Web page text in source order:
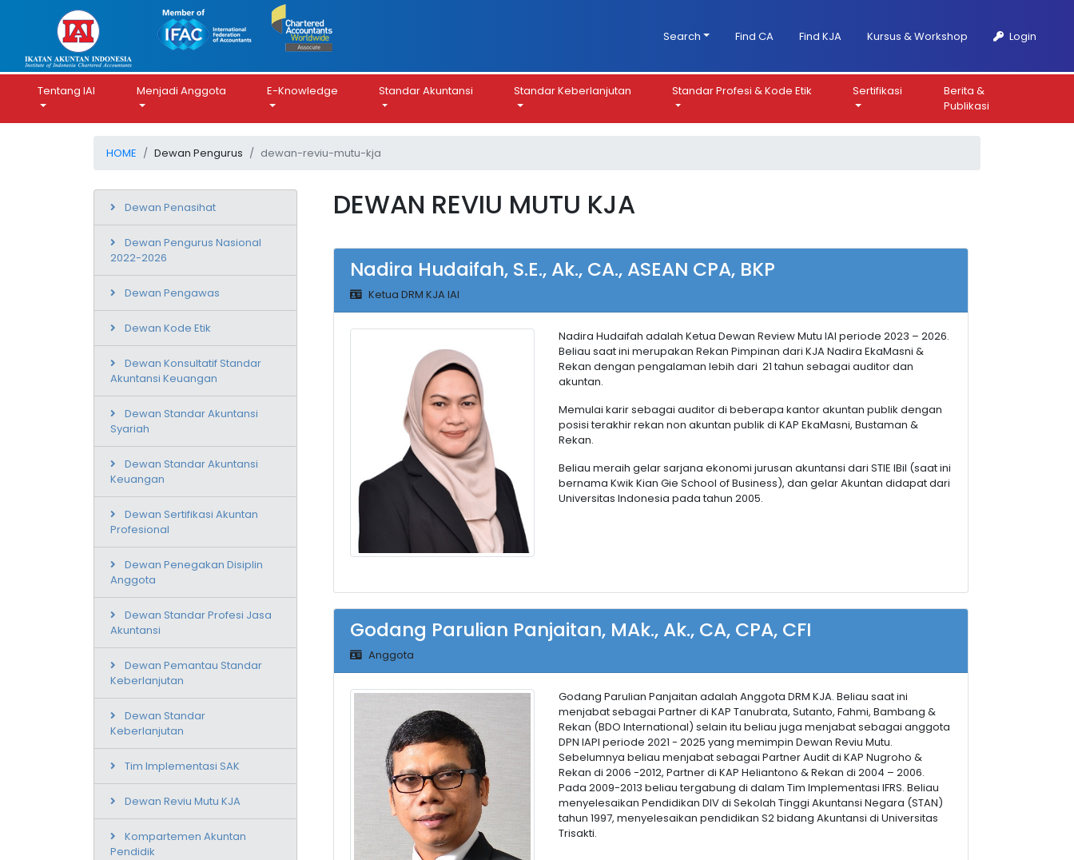
Search Find CA Find KJA Kursus & Workshop Login
Tentang IAI Menjadi Anggota E-Knowledge Standar Akuntansi Standar Keberlanjutan Standar Profesi & Kode Etik Sertifikasi
Berita &
Publikasi
HOME Dewan Pengurus dewan-reviu-mutu-kja
Dewan Penasihat
Dewan Pengurus Nasional
2022-2026
Dewan Pengawas
Dewan Kode Etik
Dewan Konsultatif Standar
Akuntansi Keuangan
Dewan Standar Akuntansi
Syariah
Dewan Standar Akuntansi
Keuangan
Dewan Sertifikasi Akuntan
Profesional
Dewan Penegakan Disiplin
Anggota
Dewan Standar Profesi Jasa
Akuntansi
Dewan Pemantau Standar
Keberlanjutan
Dewan Standar
Keberlanjutan
Tim Implementasi SAK
Dewan Reviu Mutu KJA
Kompartemen Akuntan
Pendidik
DEWAN REVIU MUTU KJA
Nadira Hudaifah, S.E., Ak., CA., ASEAN CPA, BKP
Ketua DRM KJA IAI
Nadira Hudaifah adalah Ketua Dewan Review Mutu IAI periode 2023 – 2026.
Beliau saat ini merupakan Rekan Pimpinan dari KJA Nadira EkaMasni &
Rekan dengan pengalaman lebih dari 21 tahun sebagai auditor dan
akuntan.
Memulai karir sebagai auditor di beberapa kantor akuntan publik dengan
posisi terakhir rekan non akuntan publik di KAP EkaMasni, Bustaman &
Rekan.
Beliau meraih gelar sarjana ekonomi jurusan akuntansi dari STIE IBiI (saat ini
bernama Kwik Kian Gie School of Business), dan gelar Akuntan didapat dari
Universitas Indonesia pada tahun 2005.
Godang Parulian Panjaitan, MAk., Ak., CA, CPA, CFI
Anggota
Godang Parulian Panjaitan adalah Anggota DRM KJA. Beliau saat ini
menjabat sebagai Partner di KAP Tanubrata, Sutanto, Fahmi, Bambang &
Rekan (BDO International) selain itu beliau juga menjabat sebagai anggota
DPN IAPI periode 2021 - 2025 yang memimpin Dewan Reviu Mutu.
Sebelumnya beliau menjabat sebagai Partner Audit di KAP Nugroho &
Rekan di 2006 -2012, Partner di KAP Heliantono & Rekan di 2004 – 2006.
Pada 2009-2013 beliau tergabung di dalam Tim Implementasi IFRS. Beliau
menyelesaikan Pendidikan DIV di Sekolah Tinggi Akuntansi Negara (STAN)
tahun 1997, menyelesaikan pendidikan S2 bidang Akuntansi di Universitas
Trisakti.